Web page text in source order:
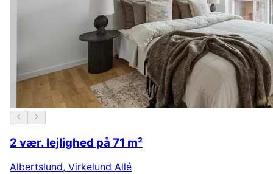
2 vær. lejlighed på 71 m²
Albertslund, Virkelund Allé